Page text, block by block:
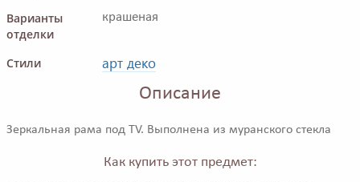
Варианты
отделки
крашеная
Стили арт деко
Описание
Зеркальная рама под TV. Выполнена из муранского стекла
Как купить этот предмет: